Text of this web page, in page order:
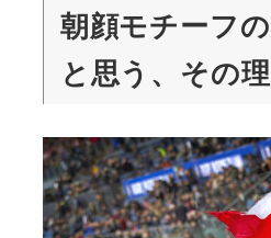
朝顔モチーフ
と思う、その